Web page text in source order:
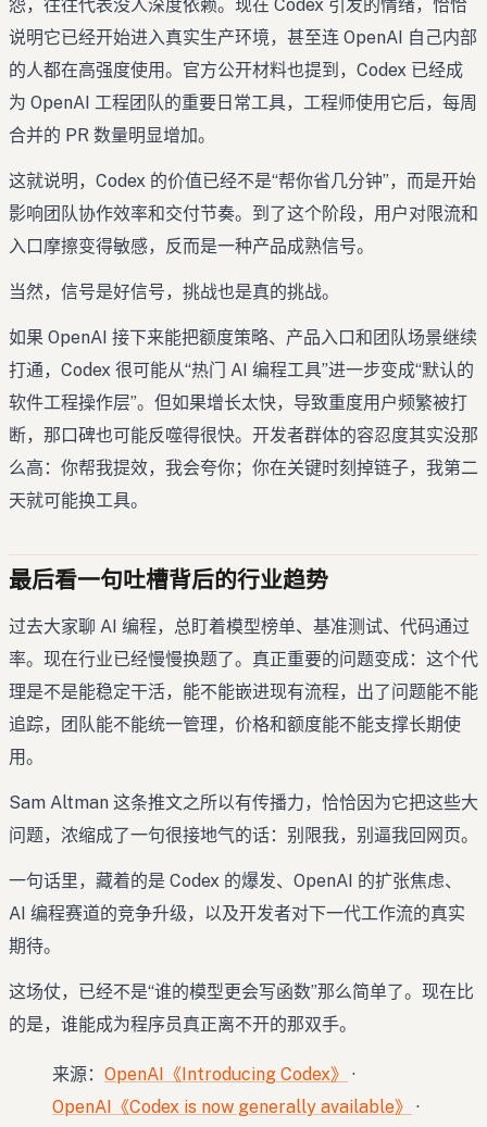
怨，往往代表没人深度依赖。现在 Codex 引发的情绪，恰恰
说明它已经开始进入真实生产环境，甚至连 OpenAI 自己内部
的人都在高强度使用。官方公开材料也提到，Codex 已经成
为 OpenAI 工程团队的重要日常工具，工程师使用它后，每周
合并的 PR 数量明显增加。
这就说明，Codex 的价值已经不是“帮你省几分钟”，而是开始
影响团队协作效率和交付节奏。到了这个阶段，用户对限流和
入口摩擦变得敏感，反而是一种产品成熟信号。
当然，信号是好信号，挑战也是真的挑战。
如果 OpenAI 接下来能把额度策略、产品入口和团队场景继续
打通，Codex 很可能从“热门 AI 编程工具”进一步变成“默认的
软件工程操作层”。但如果增长太快，导致重度用户频繁被打
断，那口碑也可能反噬得很快。开发者群体的容忍度其实没那
么高：你帮我提效，我会夸你；你在关键时刻掉链子，我第二
天就可能换工具。
最后看一句吐槽背后的行业趋势
过去大家聊 AI 编程，总盯着模型榜单、基准测试、代码通过
率。现在行业已经慢慢换题了。真正重要的问题变成：这个代
理是不是能稳定干活，能不能嵌进现有流程，出了问题能不能
追踪，团队能不能统一管理，价格和额度能不能支撑长期使
用。
Sam Altman 这条推文之所以有传播力，恰恰因为它把这些大
问题，浓缩成了一句很接地气的话：别限我，别逼我回网页。
一句话里，藏着的是 Codex 的爆发、OpenAI 的扩张焦虑、
AI 编程赛道的竞争升级，以及开发者对下一代工作流的真实
期待。
这场仗，已经不是“谁的模型更会写函数”那么简单了。现在比
的是，谁能成为程序员真正离不开的那双手。
来源： OpenAI《Introducing Codex》
·
OpenAI《Codex is now generally available》
·